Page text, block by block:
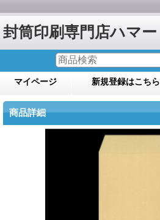
封筒印刷専門店ハマー
マイページ 新規登録はこちら
商品詳細